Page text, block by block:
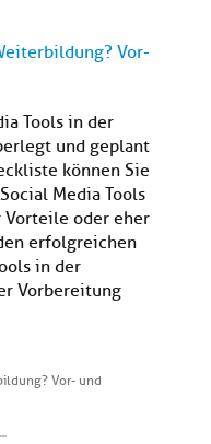
Vor-
Tools in der
und geplant
können Sie
Media Tools
Vorteile oder eher
erfolgreichen
in der
Vorbereitung
Vor- und